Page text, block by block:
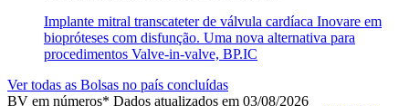
Implante mitral transcateter de válvula cardíaca Inovare em
biopróteses com disfunção. Uma nova alternativa para
procedimentos Valve-in-valve, BP.IC
Ver todas as Bolsas no país concluídas
BV em números* Dados atualizados em 03/08/2026